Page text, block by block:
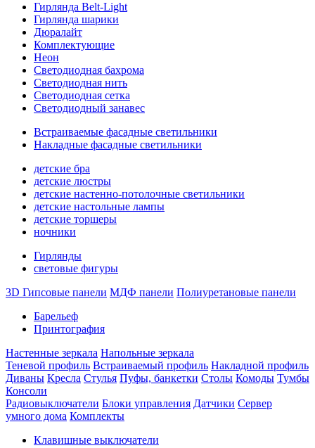
Гирлянда Belt-Light
Гирлянда шарики
Дюралайт
Комплектующие
Неон
Светодиодная бахрома
Светодиодная нить
Светодиодная сетка
Светодиодный занавес
Встраиваемые фасадные светильники
Накладные фасадные светильники
детские бра
детские люстры
детские настенно-потолочные светильники
детские настольные лампы
детские торшеры
ночники
Гирлянды
световые фигуры
3D Гипсовые панели МДФ панели Полиуретановые панели
Барельеф
Принтография
Настенные зеркала Напольные зеркала
Теневой профиль Встраиваемый профиль Накладной профиль
Диваны Кресла Стулья Пуфы, банкетки Столы Комоды Тумбы
Консоли
Радиовыключатели Блоки управления Датчики Сервер
умного дома Комплекты
Клавишные выключатели